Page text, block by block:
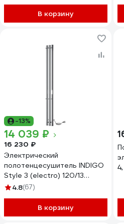
В корзину
-13%
14 039 ₽
16 230 ₽
Электрический
полотенцесушитель INDIGO
Style 3 (electro) 120/13
(скр.монтаж, унив.подкл.R/L,
4.8(67)
В корзину